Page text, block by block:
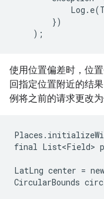
        })
    );
使用位置偏差时，位
回指定位置附近的结
例将之前的请求更改
final List<Field>
LatLng center =
CircularBounds